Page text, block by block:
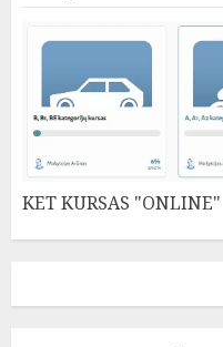
KET KURSAS "ONLINE"